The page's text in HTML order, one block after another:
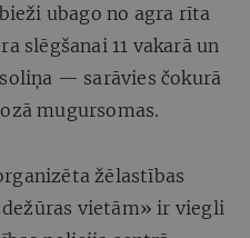
ubago no agra rīta
slēgšanai 11 vakarā un
— sarāvies čokurā
mugursomas.
žēlastības
vietām» ir viegli